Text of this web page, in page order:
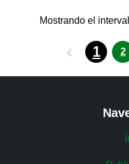
voluntario de ONCE
maestro de la ONCE
emprendíamos la
Mostrando el
1 2